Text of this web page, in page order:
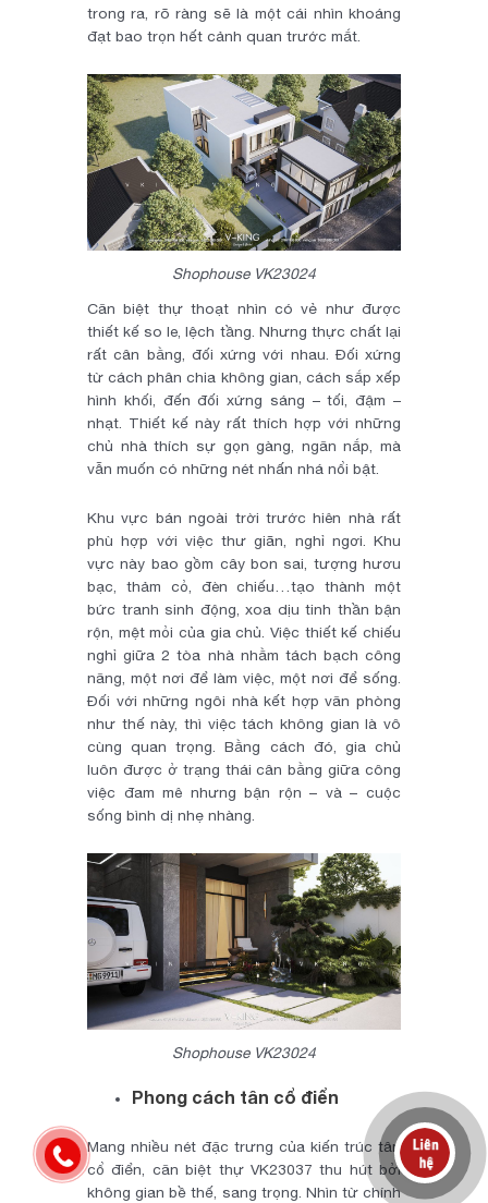
trong ra, rõ ràng sẽ là một cái nhìn khoáng
đạt bao trọn hết cảnh quan trước mắt.
Shophouse VK23024
Căn biệt thự thoạt nhìn có vẻ như được
thiết kế so le, lệch tầng. Nhưng thực chất lại
rất cân bằng, đối xứng với nhau. Đối xứng
từ cách phân chia không gian, cách sắp xếp
hình khối, đến đối xứng sáng – tối, đậm –
nhạt. Thiết kế này rất thích hợp với những
chủ nhà thích sự gọn gàng, ngăn nắp, mà
vẫn muốn có những nét nhấn nhá nổi bật.
Khu vực bán ngoài trời trước hiên nhà rất
phù hợp với việc thư giãn, nghỉ ngơi. Khu
vực này bao gồm cây bon sai, tượng hươu
bạc, thảm cỏ, đèn chiếu…tạo thành một
bức tranh sinh động, xoa dịu tinh thần bận
rộn, mệt mỏi của gia chủ. Việc thiết kế chiếu
nghỉ giữa 2 tòa nhà nhằm tách bạch công
năng, một nơi để làm việc, một nơi để sống.
Đối với những ngôi nhà kết hợp văn phòng
như thế này, thì việc tách không gian là vô
cùng quan trọng. Bằng cách đó, gia chủ
luôn được ở trạng thái cân bằng giữa công
việc đam mê nhưng bận rộn – và – cuộc
sống bình dị nhẹ nhàng.
Shophouse VK23024
Phong cách tân cổ điển
Mang nhiều nét đặc trưng của kiến trúc tân
cổ điển, căn biệt thự VK23037 thu hút bởi
không gian bề thế, sang trọng. Nhìn từ chính